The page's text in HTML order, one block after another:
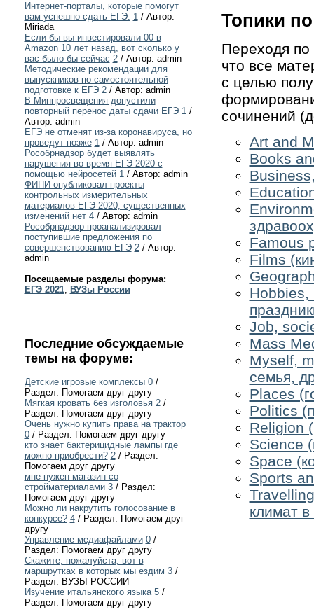
Интернет-порталы, которые помогут
вам успешно сдать ЕГЭ. 1/ Автор:
Miriada
Если бы вы инвестировали 00 в
Amazon 10 лет назад, вот сколько у
вас было бы сейчас 2/ Автор: admin
Методические рекомендации для
выпускников по самостоятельной
подготовке к ЕГЭ 2/ Автор: admin
В Минпросвещения допустили
повторный перенос даты сдачи ЕГЭ 1/
Автор: admin
ЕГЭ не отменят из-за коронавируса, но
проведут позже 1/ Автор: admin
Рособрнадзор будет выявлять
нарушения во время ЕГЭ 2020 с
помощью нейросетей 1/ Автор: admin
ФИПИ опубликовал проекты
контрольных измерительных
материалов ЕГЭ-2020, существенных
изменений нет 4/ Автор: admin
Рособрнадзор проанализировал
поступившие предложения по
совершенствованию ЕГЭ 2/ Автор:
admin
Посещаемые разделы форума:
ЕГЭ 2021, ВУЗы России
Последние обсуждаемые
темы на форуме:
Детские игровые комплексы 0/
Раздел: Помогаем друг другу
Мягкая кровать без изголовья 2/
Раздел: Помогаем друг другу
Очень нужно купить права на трактор
0/ Раздел: Помогаем друг другу
кто знает бактерицидные лампы где
можно приобрести? 2/ Раздел:
Помогаем друг другу
мне нужен магазин со
стройматериалами 3/ Раздел:
Помогаем друг другу
Можно ли накрутить голосование в
конкурсе? 4/ Раздел: Помогаем друг
другу
Управление медиафайлами 0/
Раздел: Помогаем друг другу
Скажите, пожалуйста, вот в
маршрутках в которых мы ездим 3/
Раздел: ВУЗЫ РОССИИ
Изучение итальянского языка 5/
Раздел: Помогаем друг другу
Топики
Переходя
что все
с целью
сочинений
Art and
Books
Famous
Films
Hobbies,
Job,
Mass
Myself,
семья,
Places
Politics
Religion
Science
Space
Sports
климат